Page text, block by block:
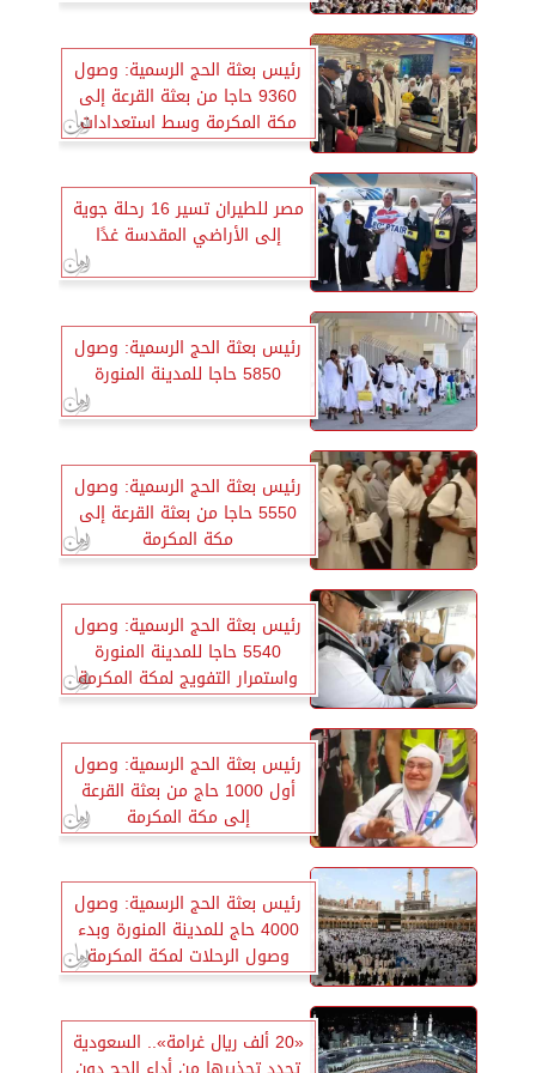
رئيس بعثة الحج الرسمية: وصول
9360 حاجا من بعثة القرعة إلى
مكة المكرمة وسط استعدادات
مكثفة
مصر للطيران تسير 16 رحلة جوية
إلى الأراضي المقدسة غدًا
رئيس بعثة الحج الرسمية: وصول
5850 حاجا للمدينة المنورة
رئيس بعثة الحج الرسمية: وصول
5550 حاجا من بعثة القرعة إلى
مكة المكرمة
رئيس بعثة الحج الرسمية: وصول
5540 حاجا للمدينة المنورة
واستمرار التفويج لمكة المكرمة
رئيس بعثة الحج الرسمية: وصول
أول 1000 حاج من بعثة القرعة
إلى مكة المكرمة
رئيس بعثة الحج الرسمية: وصول
4000 حاج للمدينة المنورة وبدء
وصول الرحلات لمكة المكرمة
«20 ألف ريال غرامة».. السعودية